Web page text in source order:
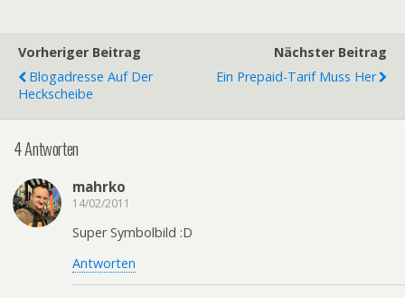
Vorheriger Beitrag
Blogadresse Auf Der
Heckscheibe
Nächster Beitrag
Ein Prepaid-Tarif Muss Her
4 Antworten
mahrko
14/02/2011
Super Symbolbild :D
Antworten